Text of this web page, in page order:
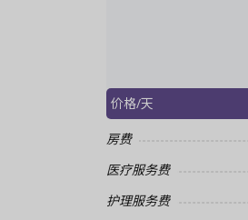
价格/天
房费
医疗服务费
护理服务费